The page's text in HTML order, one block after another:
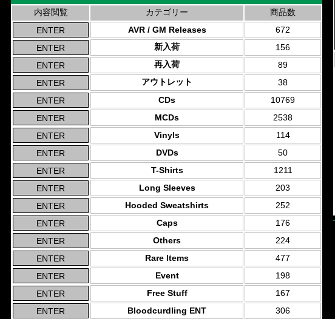
内容閲覧 カテゴリー
商品数
AVR / GM Releases
672
新入荷
156
再入荷
89
アウトレット
38
CDs
10769
MCDs
2538
Vinyls
114
DVDs
50
T-Shirts
1211
Long Sleeves
203
Hooded Sweatshirts
252
Caps
176
Others
224
Rare Items
477
Event
198
Free Stuff
167
Bloodcurdling ENT
306